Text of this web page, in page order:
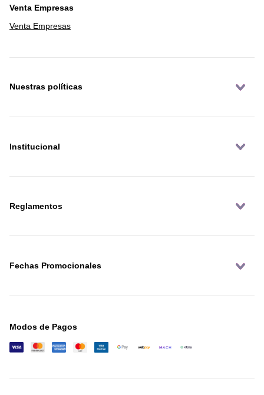
Venta Empresas
Venta Empresas
Nuestras políticas
Institucional
Reglamentos
Fechas Promocionales
Modos de Pagos